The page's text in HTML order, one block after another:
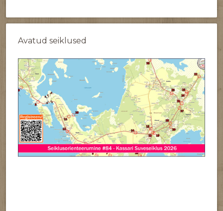
Avatud seiklused